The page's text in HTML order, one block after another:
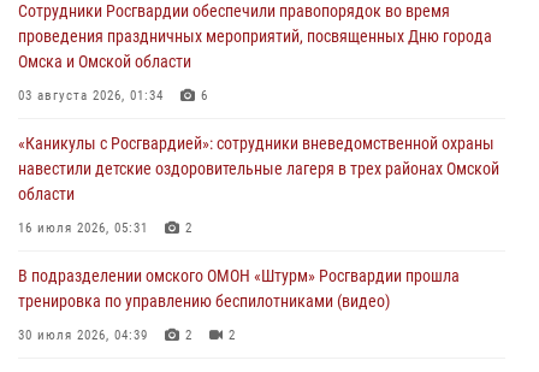
тренировка по управлению беспилотниками (видео)
30 июля 2026, 04:39 2
Росгвардия обеспечила безопасность уникального передвижного
29 июля 2026, 01:49
Росгвардейцы приняли участие в крестном ходе в День крещения
Руси в Омске
При содействии спецназа Росгвардии пресечены нарушения
миграционного законодательства в Омске (видео)
Сотрудники Росгвардии обеспечили правопорядок во время
проведения праздничных мероприятий, посвященных Дню города
Омска и Омской области
03 августа 2026, 01:34 6
«Каникулы с Росгвардией»: сотрудники вневедомственной охраны
навестили детские оздоровительные лагеря в трех районах Омской
области
16 июля 2026, 05:31 2
В подразделении омского ОМОН «Штурм» Росгвардии прошла
тренировка по управлению беспилотниками (видео)
30 июля 2026, 04:39 2 2